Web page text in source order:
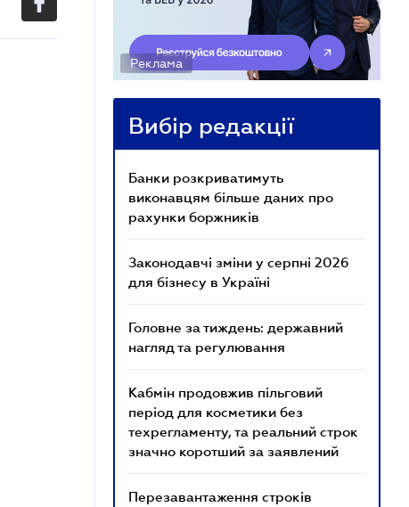
Реклама
Вибір редакції
Банки розкриватимуть
виконавцям більше даних про
рахунки боржників
Законодавчі зміни у серпні 2026
для бізнесу в Україні
Головне за тиждень: державний
нагляд та регулювання
Кабмін продовжив пільговий
період для косметики без
техрегламенту, та реальний строк
значно коротший за заявлений
Перезавантаження строків